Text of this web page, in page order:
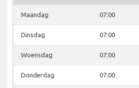
Maandag 07:00
Dinsdag 07:00
Woensdag 07:00
Donderdag 07:00